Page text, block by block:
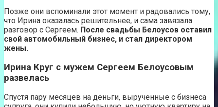
Позже они вспоминали этот момент и радовались тому,
что Ирина оказалась решительнее, и сама завязала
разговор с Сергеем. После свадьбы Белоусов оставил
свой автомобильный бизнес, и стал директором
жены.
Ирина Круг с мужем Сергеем Белоусовым
развелась
Спустя пару месяцев на деньги, вырученные с бизнеса